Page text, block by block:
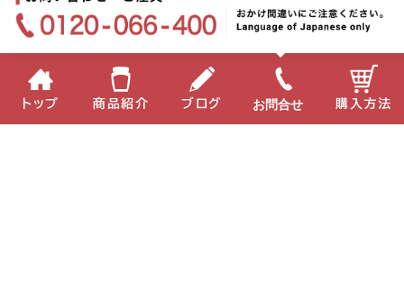
もくじ
トップ 商品紹介 ブログ お問合せ 購入方法